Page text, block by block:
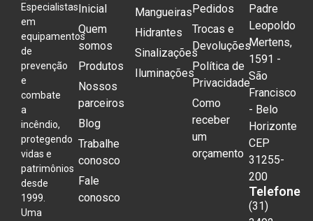
Especialistas
em
equipamentos
de
prevenção
e
combate
a
incêndio,
protegendo
vidas e
patrimônios
desde
1999.
Uma
Inicial
Quem
somos
Produtos
Nossos
parceiros
Blog
Trabalhe
conosco
Fale
conosco
Mangueiras
Hidrantes
Sinalizações
Iluminações
Pedidos
Trocas e
Devoluções
Política de
Privacidade
Como
receber
um
orçamento
Padre
Leopoldo
Mertens,
1591 -
São
Francisco
- Belo
Horizonte
CEP
31255-
200
Telefone
(31)